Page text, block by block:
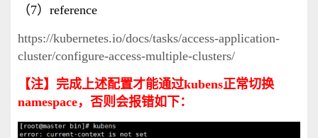
（7）reference
https://kubernetes.io/docs/tasks/access-application-
cluster/configure-access-multiple-clusters/
【注】完成上述配置才能通过kubens正常切换
namespace，否则会报错如下：